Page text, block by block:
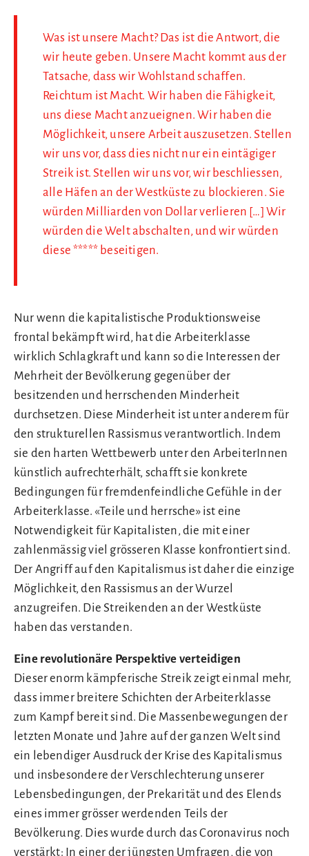
Was ist unsere Macht? Das ist die Antwort, die
wir heute geben. Unsere Macht kommt aus der
Tatsache, dass wir Wohlstand schaffen.
Reichtum ist Macht. Wir haben die Fähigkeit,
uns diese Macht anzueignen. Wir haben die
Möglichkeit, unsere Arbeit auszusetzen. Stellen
wir uns vor, dass dies nicht nur ein eintägiger
Streik ist. Stellen wir uns vor, wir beschliessen,
alle Häfen an der Westküste zu blockieren. Sie
würden Milliarden von Dollar verlieren […] Wir
würden die Welt abschalten, und wir würden
diese ***** beseitigen.
Nur wenn die kapitalistische Produktionsweise
frontal bekämpft wird, hat die Arbeiterklasse
wirklich Schlagkraft und kann so die Interessen der
Mehrheit der Bevölkerung gegenüber der
besitzenden und herrschenden Minderheit
durchsetzen. Diese Minderheit ist unter anderem für
den strukturellen Rassismus verantwortlich. Indem
sie den harten Wettbewerb unter den ArbeiterInnen
künstlich aufrechterhält, schafft sie konkrete
Bedingungen für fremdenfeindliche Gefühle in der
Arbeiterklasse. «Teile und herrsche» ist eine
Notwendigkeit für Kapitalisten, die mit einer
zahlenmässig viel grösseren Klasse konfrontiert sind.
Der Angriff auf den Kapitalismus ist daher die einzige
Möglichkeit, den Rassismus an der Wurzel
anzugreifen. Die Streikenden an der Westküste
haben das verstanden.
Eine revolutionäre Perspektive verteidigen
Dieser enorm kämpferische Streik zeigt einmal mehr,
dass immer breitere Schichten der Arbeiterklasse
zum Kampf bereit sind. Die Massenbewegungen der
letzten Monate und Jahre auf der ganzen Welt sind
ein lebendiger Ausdruck der Krise des Kapitalismus
und insbesondere der Verschlechterung unserer
Lebensbedingungen, der Prekarität und des Elends
eines immer grösser werdenden Teils der
Bevölkerung. Dies wurde durch das Coronavirus noch
verstärkt: In einer der jüngsten Umfragen, die von